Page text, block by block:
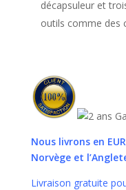
décapsuleur et
outils comme des
Nous livrons en
Norvège et
Livraison gratuite